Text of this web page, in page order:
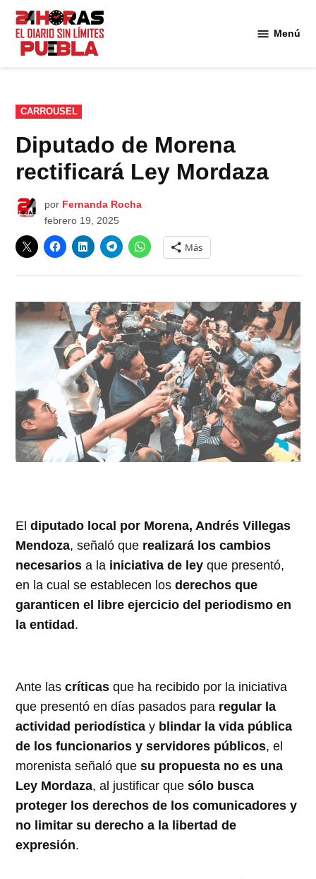
Saltar
contenido
Menú
PUBLICADO
EN
CARROUSEL
Diputado de Morena
rectificará Ley Mordaza
por Fernanda Rocha
febrero 19, 2025
Más
Eldiputado local por Morena, Andrés Villegas
Mendoza, señaló que realizará los cambios
necesarios a la iniciativa de ley que presentó,
en la cual se establecen losderechos que
garanticen el libre ejercicio del periodismo en
la entidad.
Ante lascríticas que ha recibido por la iniciativa
que presentó en días pasados para regular la
actividad periodística y blindar la vida pública
de los funcionarios y servidores públicos, el
morenista señaló quesu propuesta no es una
Ley Mordaza, al justificar quesólo busca
proteger los derechos de los comunicadores y
no limitar su derecho a la libertad de
expresión.